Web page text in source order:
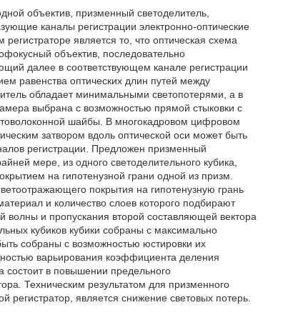
объектив, призменный светоделитель,
каналы регистрации электронно-оптические
является то, что оптическая схема
объектив, последовательно
далее в соответствующем канале регистрации
равенства оптических длин путей между
обладает минимальными светопотерями, а в
выбрана с возможностью прямой стыковки с
шайбы. В многокадровом цифровом
затвором вдоль оптической оси может быть
регистрации. Предложен призменный
мере, из одного светоделительного кубика,
на гипотенузной грани одной из призм.
покрытия на гипотенузную грань
и количество слоев которого подбирают
волны и пропускания второй составляющей вектора
кубиков кубики собраны с максимально
собраны с возможностью юстировки их
варьирования коэффициента деления
состоит в повышении предельного
Техническим результатом для призменного
является снижение световых потерь.